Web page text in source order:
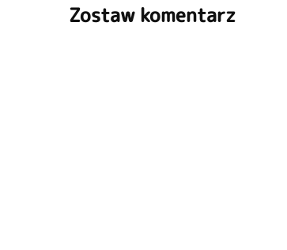
Zostaw komentarz